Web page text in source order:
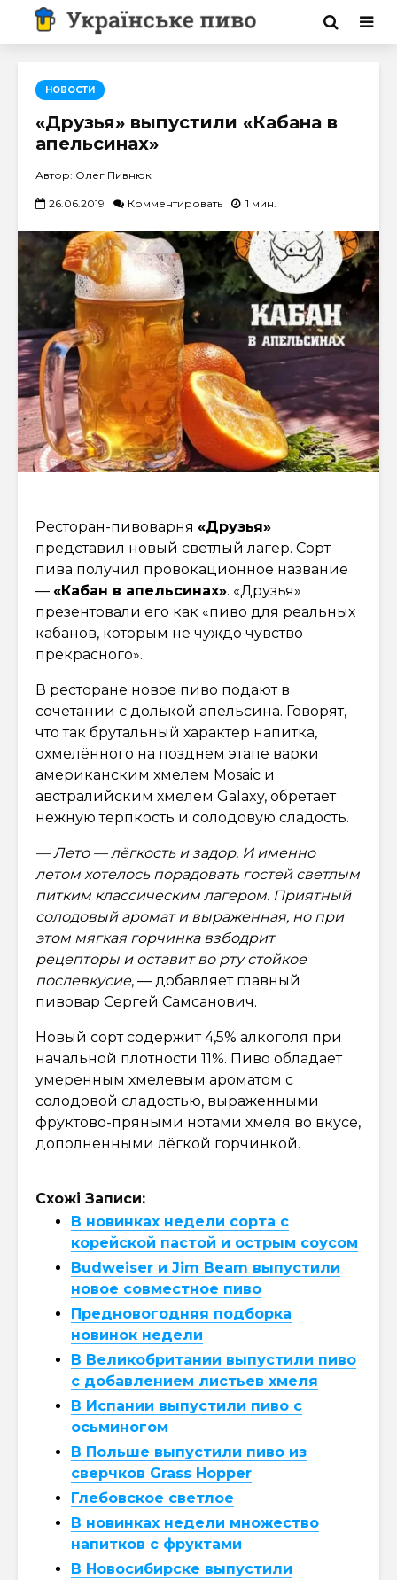
НОВОСТИ
«Друзья» выпустили «Кабана в
апельсинах»
Автор: Олег Пивнюк
26.06.2019 Комментировать 1 мин.
Ресторан-пивоварня «Друзья»
представил новый светлый лагер. Сорт
пива получил провокационное название
— «Кабан в апельсинах». «Друзья»
презентовали его как «пиво для реальных
кабанов, которым не чуждо чувство
прекрасного».
В ресторане новое пиво подают в
сочетании с долькой апельсина. Говорят,
что так брутальный характер напитка,
охмелённого на позднем этапе варки
американским хмелем Mosaic и
австралийским хмелем Galaxy, обретает
нежную терпкость и солодовую сладость.
— Лето — лёгкость и задор. И именно
летом хотелось порадовать гостей светлым
питким классическим лагером. Приятный
солодовый аромат и выраженная, но при
этом мягкая горчинка взбодрит
рецепторы и оставит во рту стойкое
послевкусие, — добавляет главный
пивовар Сергей Самсанович.
Новый сорт содержит 4,5% алкоголя при
начальной плотности 11%. Пиво обладает
умеренным хмелевым ароматом с
солодовой сладостью, выраженными
фруктово-пряными нотами хмеля во вкусе,
дополненными лёгкой горчинкой.
Схожі Записи:
В новинках недели сорта с
корейской пастой и острым соусом
Budweiser и Jim Beam выпустили
новое совместное пиво
Предновогодняя подборка
новинок недели
В Великобритании выпустили пиво
с добавлением листьев хмеля
В Испании выпустили пиво с
осьминогом
В Польше выпустили пиво из
сверчков Grass Hopper
Глебовское светлое
В новинках недели множество
напитков с фруктами
В Новосибирске выпустили